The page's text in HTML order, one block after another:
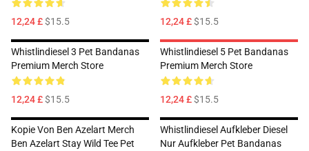
12,24 £$15.5 12,24 £$15.5
Whistlindiesel 3 Pet Bandanas
Premium Merch Store
12,24 £$15.5
Whistlindiesel 5 Pet Bandanas
Premium Merch Store
12,24 £$15.5
Kopie Von Ben Azelart Merch
Ben Azelart Stay Wild Tee Pet
Whistlindiesel Aufkleber Diesel
Nur Aufkleber Pet Bandanas